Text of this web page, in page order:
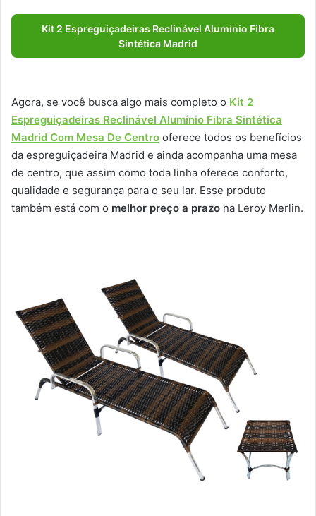
Kit 2 Espreguiçadeiras Reclinável Alumínio Fibra
Sintética Madrid
Agora, se você busca algo mais completo o Kit 2
Espreguiçadeiras Reclinável Alumínio Fibra Sintética
Madrid Com Mesa De Centro oferece todos os benefícios
da espreguiçadeira Madrid e ainda acompanha uma mesa
de centro, que assim como toda linha oferece conforto,
qualidade e segurança para o seu lar. Esse produto
também está com o melhor preço a prazo na Leroy Merlin.